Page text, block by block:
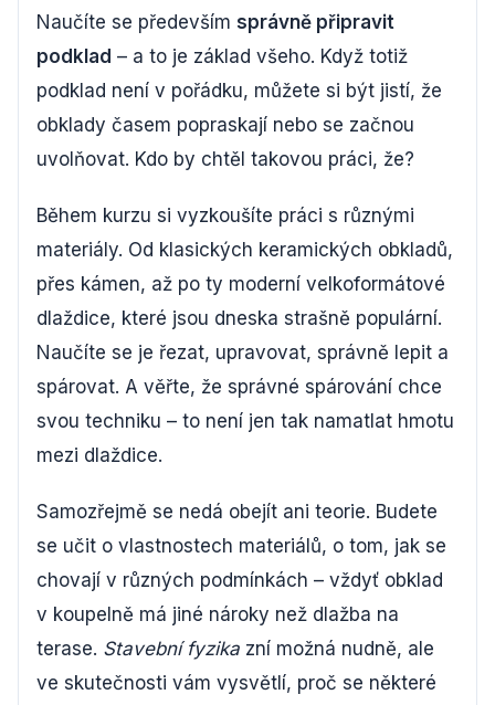
Naučíte se především správně připravit
podklad – a to je základ všeho. Když totiž
podklad není v pořádku, můžete si být jistí, že
obklady časem popraskají nebo se začnou
uvolňovat. Kdo by chtěl takovou práci, že?
Během kurzu si vyzkoušíte práci s různými
materiály. Od klasických keramických obkladů,
přes kámen, až po ty moderní velkoformátové
dlaždice, které jsou dneska strašně populární.
Naučíte se je řezat, upravovat, správně lepit a
spárovat. A věřte, že správné spárování chce
svou techniku – to není jen tak namatlat hmotu
mezi dlaždice.
Samozřejmě se nedá obejít ani teorie. Budete
se učit o vlastnostech materiálů, o tom, jak se
chovají v různých podmínkách – vždyť obklad
v koupelně má jiné nároky než dlažba na
terase. Stavební fyzika zní možná nudně, ale
ve skutečnosti vám vysvětlí, proč se některé